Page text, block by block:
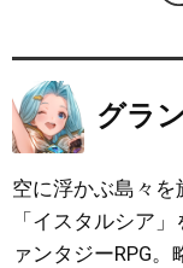
グラ
空に浮かぶ島々
「イスタルシア
ァンタジーRPG